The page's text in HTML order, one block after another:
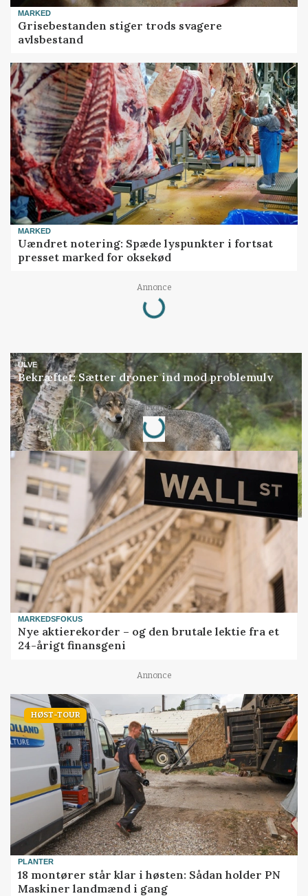
MARKED
Grisebestanden stiger trods svagere
avlsbestand
MARKED
Uændret notering: Spæde lyspunkter i fortsat
presset marked for oksekød
Annonce
Loading...
ULVE
Bekræftet: Sætter droner ind mod problemulv
Annonce
Loading...
MARKEDSFOKUS
Nye aktierekorder – og den brutale lektie fra et
24-årigt finansgeni
Annonce
HØST-TOUR
PLANTER
18 montører står klar i høsten: Sådan holder PN
Maskiner landmænd i gang